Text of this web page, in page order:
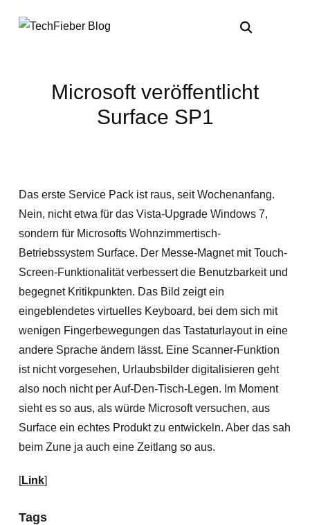
Microsoft veröffentlicht
Surface SP1
Das erste Service Pack ist raus, seit Wochenanfang.
Nein, nicht etwa für das Vista-Upgrade Windows 7,
sondern für Microsofts Wohnzimmertisch-
Betriebssystem Surface. Der Messe-Magnet mit Touch-
Screen-Funktionalität verbessert die Benutzbarkeit und
begegnet Kritikpunkten. Das Bild zeigt ein
eingeblendetes virtuelles Keyboard, bei dem sich mit
wenigen Fingerbewegungen das Tastaturlayout in eine
andere Sprache ändern lässt. Eine Scanner-Funktion
ist nicht vorgesehen, Urlaubsbilder digitalisieren geht
also noch nicht per Auf-Den-Tisch-Legen. Im Moment
sieht es so aus, als würde Microsoft versuchen, aus
Surface ein echtes Produkt zu entwickeln. Aber das sah
beim Zune ja auch eine Zeitlang so aus.
[Link]
Tags